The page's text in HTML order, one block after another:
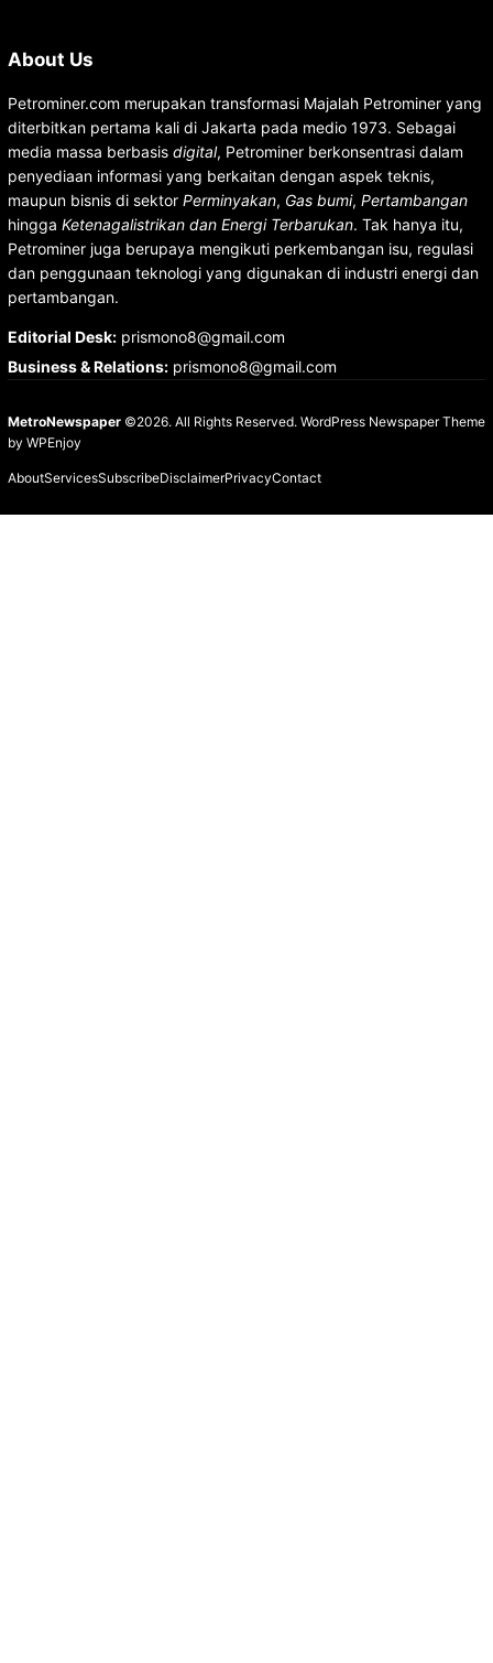
About Us
Petrominer.com merupakan transformasi Majalah Petrominer yang
diterbitkan pertama kali di Jakarta pada medio 1973. Sebagai
media massa berbasis digital, Petrominer berkonsentrasi dalam
penyediaan informasi yang berkaitan dengan aspek teknis,
maupun bisnis di sektor Perminyakan, Gas bumi, Pertambangan
hingga Ketenagalistrikan dan Energi Terbarukan. Tak hanya itu,
Petrominer juga berupaya mengikuti perkembangan isu, regulasi
dan penggunaan teknologi yang digunakan di industri energi dan
pertambangan.
Editorial Desk:prismono8@gmail.com
Business & Relations:prismono8@gmail.com
MetroNewspaper©2026. All Rights Reserved. WordPress Newspaper Theme
by WPEnjoy
AboutServicesSubscribeDisclaimerPrivacyContact